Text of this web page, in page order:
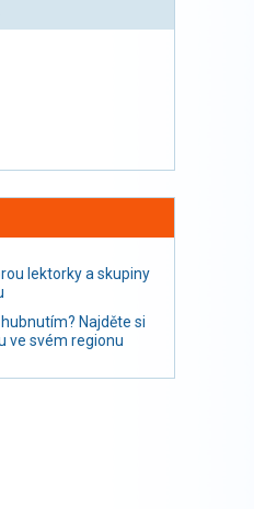
lektorky a skupiny
Najděte si
ve svém regionu